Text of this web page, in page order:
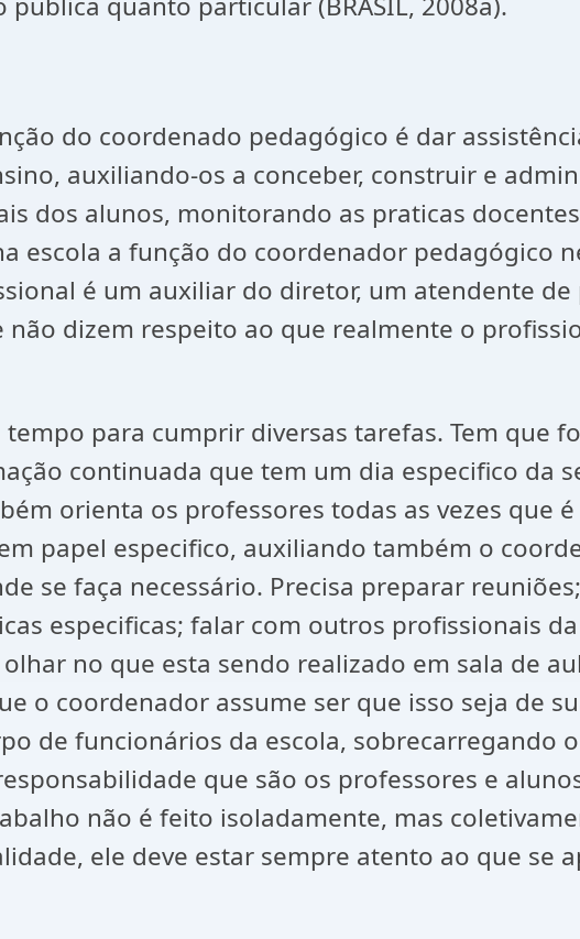
do coordenado pedagógico é dar
auxiliando-os a conceber, construir e
dos alunos, monitorando as praticas
escola a função do coordenador pedagógico
é um auxiliar do diretor, um atendente de
dizem respeito ao que realmente o
para cumprir diversas tarefas. Tem que
continuada que tem um dia especifico da
orienta os professores todas as vezes que
papel especifico, auxiliando também o
se faça necessário. Precisa preparar
especificas; falar com outros profissionais
no que esta sendo realizado em sala de
o coordenador assume ser que isso seja de
de funcionários da escola, sobrecarregando
que são os professores e
não é feito isoladamente, mas
ele deve estar sempre atento ao que se